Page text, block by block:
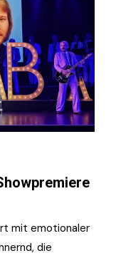
mit emotionaler
die